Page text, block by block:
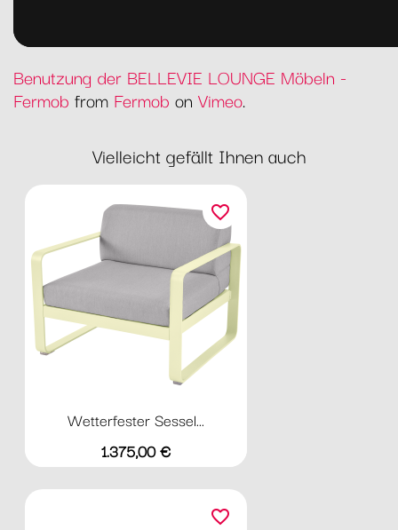
Benutzung der BELLEVIE LOUNGE Möbeln -
Fermob from Fermob on Vimeo.
Vielleicht gefällt Ihnen auch
Wetterfester Sessel...
Preis
1.375,00 €
favorite_border
favorite_border